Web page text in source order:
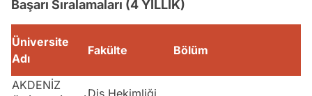
Başarı Sıralamaları (4 YILLIK)
Üniversite
Adı
Fakülte Bölüm
AKDENİZ
Diş Hekimliği